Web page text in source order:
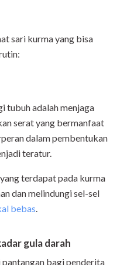
sari kurma yang bisa
tubuh adalah menjaga
serat yang bermanfaat
dalam pembentukan
teratur.
terdapat pada kurma
dan melindungi sel-sel
bebas.
gula darah
bagi penderita